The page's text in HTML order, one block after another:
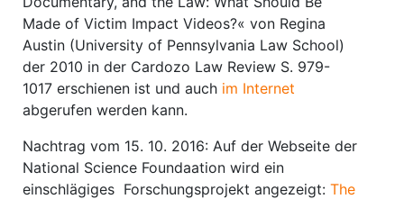
Made of Victim Impact Videos?« von Regina
Austin (University of Pennsylvania Law School)
der 2010 in der Cardozo Law Review S. 979-
1017 erschienen ist und auch im Internet
abgerufen werden kann.
Nachtrag vom 15. 10. 2016: Auf der Webseite der
National Science Foundaation wird ein
einschlägiges Forschungsprojekt angezeigt: The